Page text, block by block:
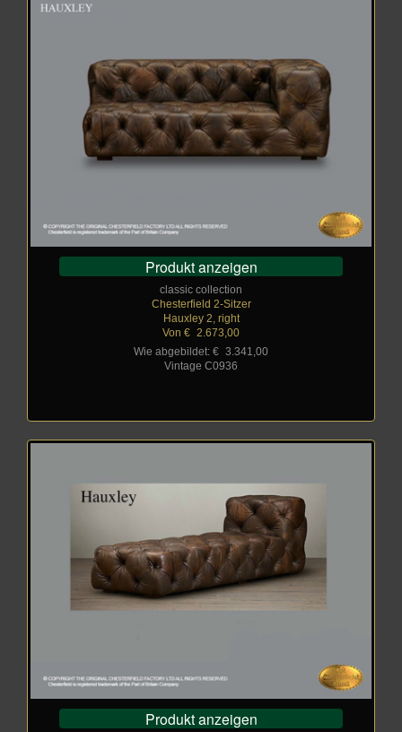
Produkt anzeigen
classic collection
Chesterfield 2-Sitzer
Hauxley 2, right
Von € 2.673,00
Wie abgebildet: € 3.341,00
Vintage C0936
Produkt anzeigen